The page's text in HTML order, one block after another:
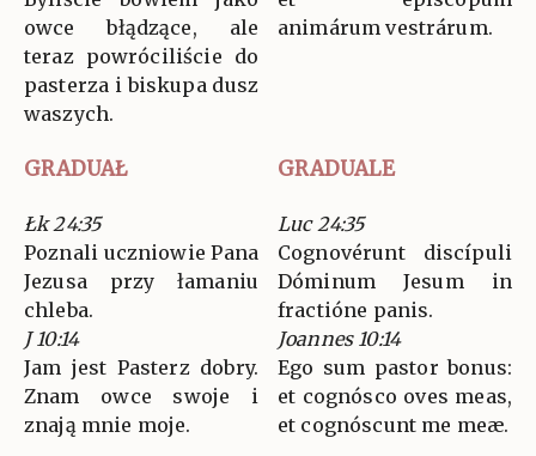
owce błądzące, ale
teraz powróciliście do
pasterza i biskupa dusz
waszych.
animárum vestrárum.
GRADUAŁ GRADUALE
Łk 24:35
Poznali uczniowie Pana
Jezusa przy łamaniu
chleba.
J 10:14
Jam jest Pasterz dobry.
Znam owce swoje i
znają mnie moje.
Luc 24:35
Cognovérunt discípuli
Dóminum Jesum in
fractióne panis.
Joannes 10:14
Ego sum pastor bonus:
et cognósco oves meas,
et cognóscunt me meæ.